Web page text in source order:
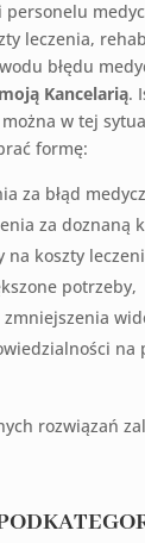
personelu
leczenia,
błędu
Kancelarią.
w tej
formę:
za błąd
za doznaną
na koszty
potrzeby,
na
rozwiązań